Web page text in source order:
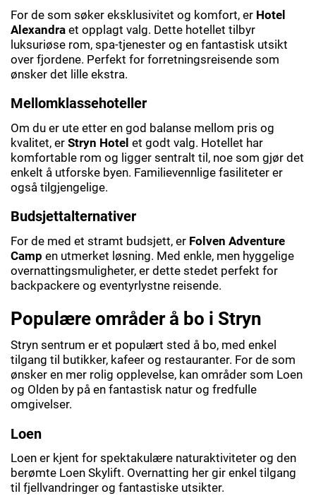
For de som søker eksklusivitet og komfort, er Hotel
Alexandra et opplagt valg. Dette hotellet tilbyr
luksuriøse rom, spa-tjenester og en fantastisk utsikt
over fjordene. Perfekt for forretningsreisende som
ønsker det lille ekstra.
Mellomklassehoteller
Om du er ute etter en god balanse mellom pris og
kvalitet, er Stryn Hotel et godt valg. Hotellet har
komfortable rom og ligger sentralt til, noe som gjør det
enkelt å utforske byen. Familievennlige fasiliteter er
også tilgjengelige.
Budsjettalternativer
For de med et stramt budsjett, er Folven Adventure
Camp en utmerket løsning. Med enkle, men hyggelige
overnattingsmuligheter, er dette stedet perfekt for
backpackere og eventyrlystne reisende.
Populære områder å bo i Stryn
Stryn sentrum er et populært sted å bo, med enkel
tilgang til butikker, kafeer og restauranter. For de som
ønsker en mer rolig opplevelse, kan områder som Loen
og Olden by på en fantastisk natur og fredfulle
omgivelser.
Loen
Loen er kjent for spektakulære naturaktiviteter og den
berømte Loen Skylift. Overnatting her gir enkel tilgang
til fjellvandringer og fantastiske utsikter.